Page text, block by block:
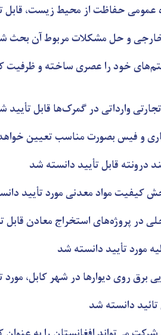
عمومی حفاظت از محیط زیست،
و حل مشکلات مربوط آن بحث
خود را عصری ساخته و ظرفیت
وارداتی در گمرک‌ها قابل
و فیس بصورت مناسب تعیین
درونته قابل تأیید دانسته شد
کیفیت مواد معدنی مورد تأیید
در پروژه‌های استخراج معادن قابل
مورد تأیید دانسته شد
روی دیوارها در شهر کابل، مورد
دانسته شد